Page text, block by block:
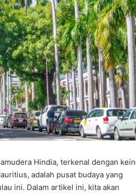
Hindia, terkenal dengan
adalah pusat budaya yang
ini. Dalam artikel ini, kita akan